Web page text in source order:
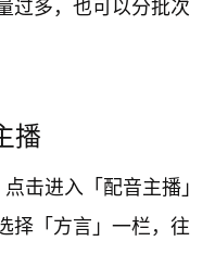
过多，也可以分批次
播
击进入「配音主播」
择「方言」一栏，往